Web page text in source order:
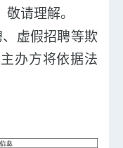
请理解。
虚假招聘等欺
办方将依据法